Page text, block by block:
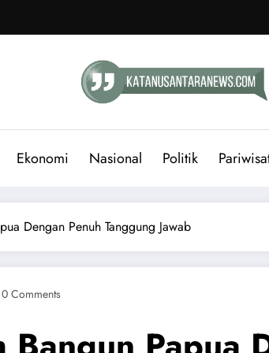
Ekonomi Nasional Politik
Dengan Penuh Tanggung Jawab
0 Comments